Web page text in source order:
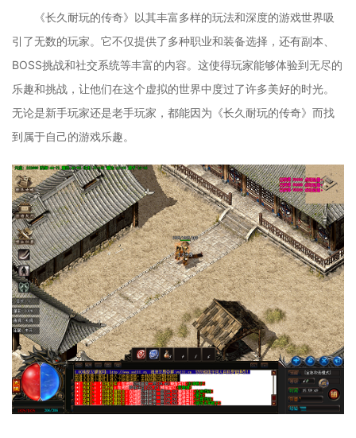
《长久耐玩的传奇》以其丰富多样的玩法和深度的游戏世界吸
引了无数的玩家。它不仅提供了多种职业和装备选择，还有副本、
BOSS挑战和社交系统等丰富的内容。这使得玩家能够体验到无尽的
乐趣和挑战，让他们在这个虚拟的世界中度过了许多美好的时光。
无论是新手玩家还是老手玩家，都能因为《长久耐玩的传奇》而找
到属于自己的游戏乐趣。